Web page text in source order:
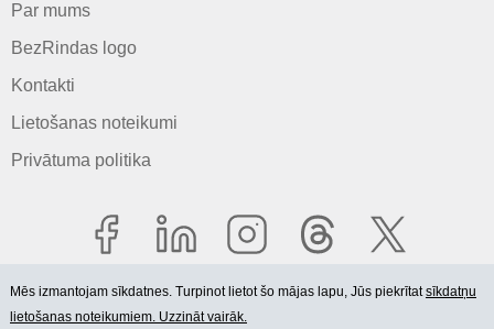
Par mums
BezRindas logo
Kontakti
Lietošanas noteikumi
Privātuma politika
Mēs izmantojam sīkdatnes. Turpinot lietot šo mājas lapu, Jūs piekrītatsīkdatņu
lietošanas noteikumiem. Uzzināt vairāk.